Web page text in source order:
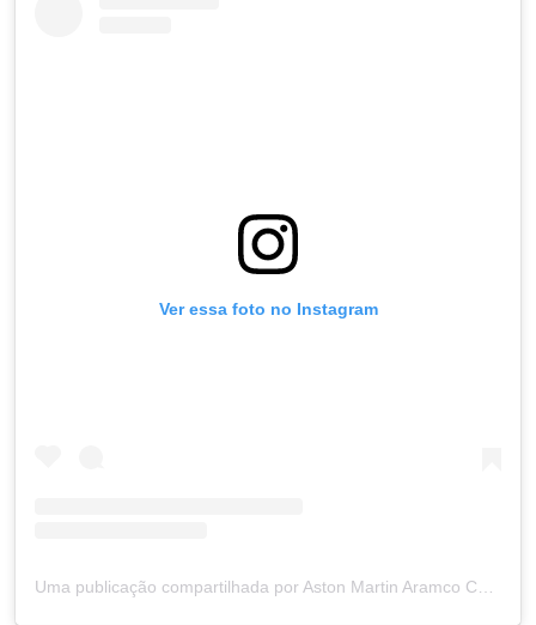
Ver essa foto no Instagram
Uma publicação compartilhada por Aston Martin Aramco Cognizant (@astonmartinf1)